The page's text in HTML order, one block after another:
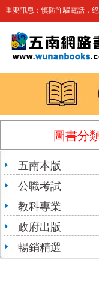
重要訊息：慎防詐騙電話，
圖書分
五南本版
公職考試
教科專業
政府出版
暢銷精選